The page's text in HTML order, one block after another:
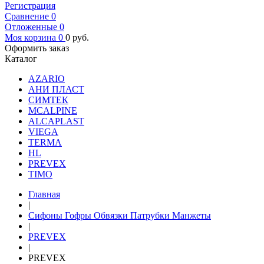
Регистрация
Сравнение 0
Отложенные 0
Моя корзина 0 0 руб.
Оформить заказ
Каталог
AZARIO
АНИ ПЛАСТ
СИМТЕК
MCALPINE
ALCAPLAST
VIEGA
TERMA
HL
PREVEX
TIMO
Главная
|
Сифоны Гофры Обвязки Патрубки Манжеты
|
PREVEX
|
PREVEX